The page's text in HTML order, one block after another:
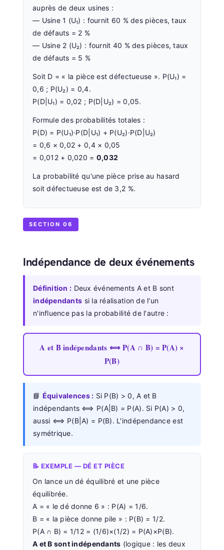
auprès de deux usines :
— Usine 1 (U₁) : fournit 60 % des pièces, taux
de défauts = 2 %
— Usine 2 (U₂) : fournit 40 % des pièces, taux
de défauts = 5 %
Soit D = « la pièce est défectueuse ». P(U₁) =
0,6 ; P(U₂) = 0,4.
P(D|U₁) = 0,02 ; P(D|U₂) = 0,05.
Formule des probabilités totales :
P(D) = P(U₁)·P(D|U₁) + P(U₂)·P(D|U₂)
= 0,6 × 0,02 + 0,4 × 0,05
= 0,012 + 0,020 = 0,032
La probabilité qu'une pièce prise au hasard
soit défectueuse est de 3,2 %.
SECTION 06
Indépendance de deux événements
Définition : Deux événements A et B sont
indépendants si la réalisation de l'un
n'influence pas la probabilité de l'autre :
A et B indépendants ⟺ P(A ∩ B) = P(A) ×
P(B)
📘 Équivalences : Si P(B) > 0, A et B
indépendants ⟺ P(A|B) = P(A). Si P(A) > 0,
aussi ⟺ P(B|A) = P(B). L'indépendance est
symétrique.
📝 EXEMPLE — DÉ ET PIÈCE
On lance un dé équilibré et une pièce
équilibrée.
A = « le dé donne 6 » : P(A) = 1/6.
B = « la pièce donne pile » : P(B) = 1/2.
P(A ∩ B) = 1/12 = (1/6)×(1/2) = P(A)×P(B).
A et B sont indépendants (logique : les deux